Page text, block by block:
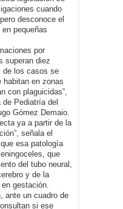
cuando
desconoce el
pequeñas
por
superan diez
de los casos se
habitan en zonas
con plaguicidas”,
Pediatría del
Gómez Demaio.
ya a partir de la
señala el
esa patología
que
del tubo neural,
y de la
gestación.
ante un cuadro de
si ese